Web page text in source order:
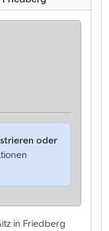
in Friedberg
oder